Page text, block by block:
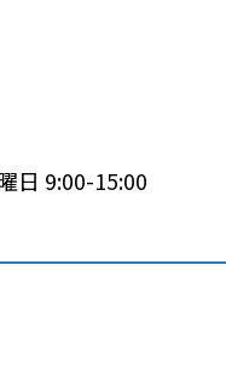
日 9:00-15:00